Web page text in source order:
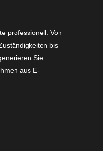
professionell: Von
bis
Sie
aus E-